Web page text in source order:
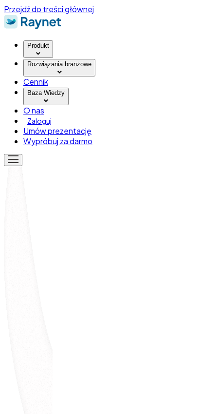
Przejdź do treści głównej
Produkt
Rozwiązania branżowe
Cennik
Baza Wiedzy
O nas
Zaloguj
Umów prezentację
Wypróbuj za darmo